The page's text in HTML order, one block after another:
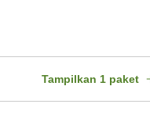
Tampilkan 1 paket